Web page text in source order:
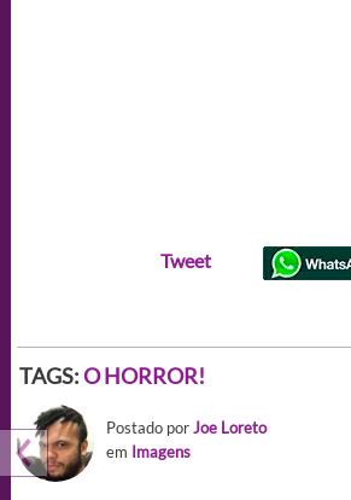
Tweet
TAGS:O HORROR!
Postado porJoe Loreto
em Imagens